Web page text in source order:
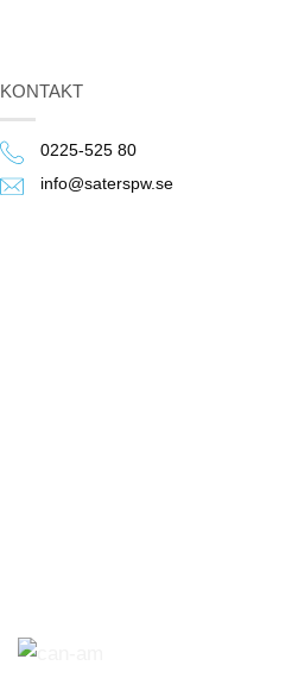
KONTAKT
0225-525 80
info@saterspw.se